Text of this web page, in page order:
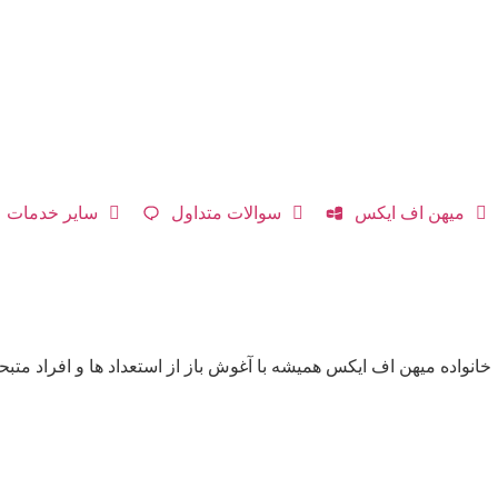
سایر خدمات سوالات متداول میهن اف ایکس
خانواده میهن اف ایکس همیشه با آغوش باز از استعداد ها و افراد